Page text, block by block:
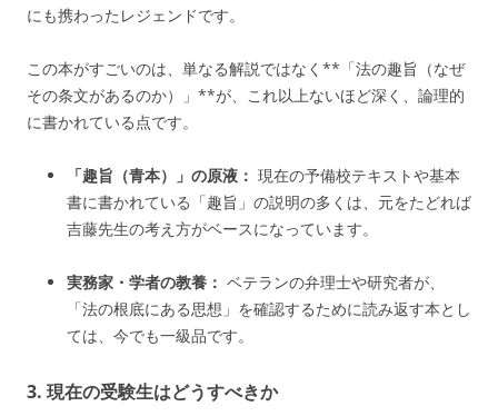
にも携わったレジェンドです。
この本がすごいのは、単なる解説ではなく**「法の趣旨（なぜ
その条文があるのか）」**が、これ以上ないほど深く、論理的
に書かれている点です。
「趣旨（青本）」の原液： 現在の予備校テキストや基本
書に書かれている「趣旨」の説明の多くは、元をたどれば
吉藤先生の考え方がベースになっています。
実務家・学者の教養： ベテランの弁理士や研究者が、
「法の根底にある思想」を確認するために読み返す本とし
ては、今でも一級品です。
3. 現在の受験生はどうすべきか